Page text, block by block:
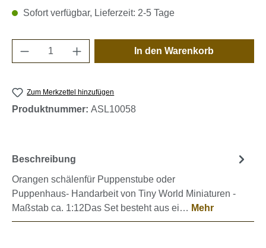
Sofort verfügbar, Lieferzeit: 2-5 Tage
Produkt Anzahl: Gib den gewünschten
In den Warenkorb
Zum Merkzettel hinzufügen
Produktnummer: ASL10058
Beschreibung
Orangen schälenfür Puppenstube oder
Puppenhaus- Handarbeit von Tiny World Miniaturen -
Maßstab ca. 1:12Das Set besteht aus ei… Mehr